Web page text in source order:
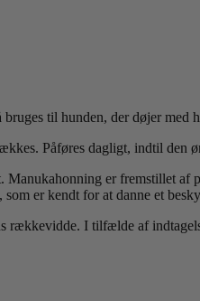
til hunden, der døjer med
Påføres dagligt, indtil den
er fremstillet
er kendt for at danne et
rækkevidde. I tilfælde af